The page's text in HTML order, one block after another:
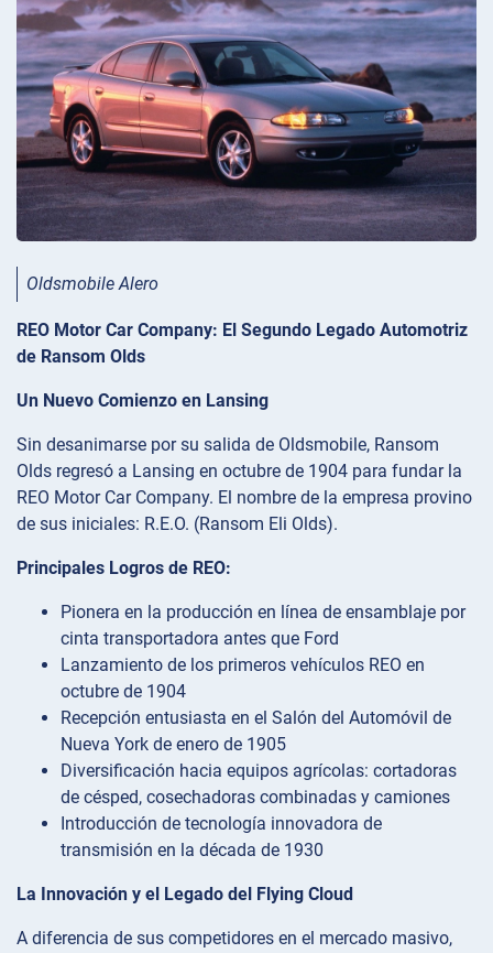
Oldsmobile Alero
REO Motor Car Company: El Segundo Legado Automotriz
de Ransom Olds
Un Nuevo Comienzo en Lansing
Sin desanimarse por su salida de Oldsmobile, Ransom
Olds regresó a Lansing en octubre de 1904 para fundar la
REO Motor Car Company. El nombre de la empresa provino
de sus iniciales: R.E.O. (Ransom Eli Olds).
Principales Logros de REO:
Pionera en la producción en línea de ensamblaje por
cinta transportadora antes que Ford
Lanzamiento de los primeros vehículos REO en
octubre de 1904
Recepción entusiasta en el Salón del Automóvil de
Nueva York de enero de 1905
Diversificación hacia equipos agrícolas: cortadoras
de césped, cosechadoras combinadas y camiones
Introducción de tecnología innovadora de
transmisión en la década de 1930
La Innovación y el Legado del Flying Cloud
A diferencia de sus competidores en el mercado masivo,